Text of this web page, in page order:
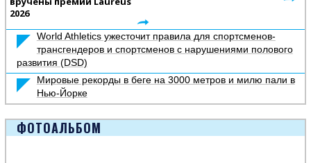
2026
World Athletics ужесточит правила для спортсменов-
трансгендеров и спортсменов с нарушениями полового
развития (DSD)
Мировые рекорды в беге на 3000 метров и милю пали в
Нью-Йорке
ФОТОАЛЬБОМ